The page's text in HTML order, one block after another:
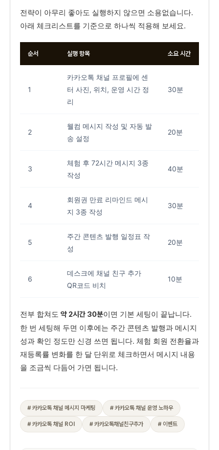
전략이 아무리 좋아도 실행하지 않으면 소용없습니다.
아래 체크리스트를 기준으로 하나씩 적용해 보세요.
순서 실행 항목 소요 시간
1
카카오톡 채널 프로필에 센
터 사진, 위치, 운영 시간 정
리
30분
2
웰컴 메시지 작성 및 자동 발
송 설정
20분
3
체험 후 72시간 메시지 3종
작성
40분
4
회원권 만료 리마인드 메시
지 3종 작성
30분
5
주간 콘텐츠 발행 일정표 작
성
20분
6
데스크에 채널 친구 추가
QR코드 비치
10분
전부 합쳐도 약 2시간 30분이면 기본 세팅이 끝납니다.
한 번 세팅해 두면 이후에는 주간 콘텐츠 발행과 메시지
성과 확인 정도만 신경 쓰면 됩니다. 체험 회원 전환율과
재등록률 변화를 한 달 단위로 체크하면서 메시지 내용
을 조금씩 다듬어 가면 됩니다.
# 카카오톡 채널 메시지 마케팅 # 카카오톡 채널 운영 노하우
# 카카오톡 채널 ROI # 카카오톡채널친구추가 # 이벤트